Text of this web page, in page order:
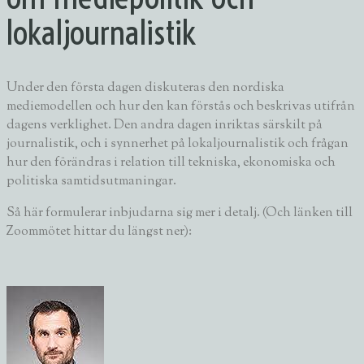
lokaljournalistik
Under den första dagen diskuteras den nordiska
mediemodellen och hur den kan förstås och beskrivas utifrån
dagens verklighet. Den andra dagen inriktas särskilt på
journalistik, och i synnerhet på lokaljournalistik och frågan
hur den förändras i relation till tekniska, ekonomiska och
politiska samtidsutmaningar.
Så här formulerar inbjudarna sig mer i detalj. (Och länken till
Zoommötet hittar du längst ner):